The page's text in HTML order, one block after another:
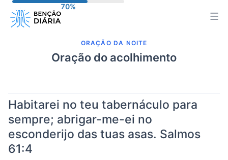
para
ORAÇÃO DA NOITE
Oração do acolhimento
Habitarei no teu tabernáculo para
sempre; abrigar-me-ei no
esconderijo das tuas asas. Salmos
61:4